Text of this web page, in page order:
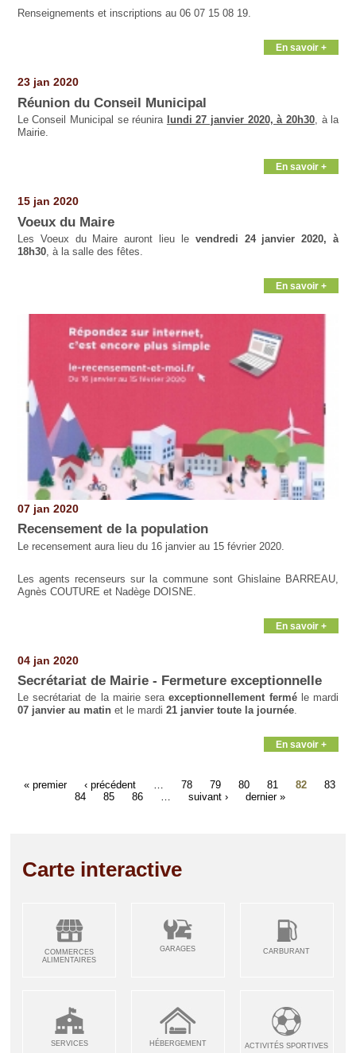
Renseignements et inscriptions au 06 07 15 08 19.
En savoir +
23 jan 2020
Réunion du Conseil Municipal
Le Conseil Municipal se réunira lundi 27 janvier 2020, à 20h30, à la
Mairie.
En savoir +
15 jan 2020
Voeux du Maire
Les Voeux du Maire auront lieu le vendredi 24 janvier 2020, à
18h30, à la salle des fêtes.
En savoir +
07 jan 2020
Recensement de la population
Le recensement aura lieu du 16 janvier au 15 février 2020.
Les agents recenseurs sur la commune sont Ghislaine BARREAU,
Agnès COUTURE et Nadège DOISNE.
En savoir +
04 jan 2020
Secrétariat de Mairie - Fermeture exceptionnelle
Le secrétariat de la mairie seraexceptionnellement ferméle mardi
07 janvier au matinet le mardi 21 janvier toute la journée.
En savoir +
« premier ‹ précédent 78 79 80 81 82
83
84
85 86 suivant › dernier »
Carte interactive
COMMERCES
ALIMENTAIRES
GARAGES CARBURANT
SERVICES HÉBERGEMENT ACTIVITÉS SPORTIVES